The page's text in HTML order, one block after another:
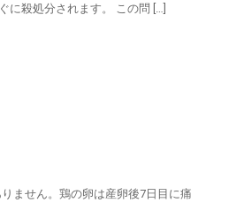
に殺処分されます。 この問 […]
ません。鶏の卵は産卵後7日目に痛